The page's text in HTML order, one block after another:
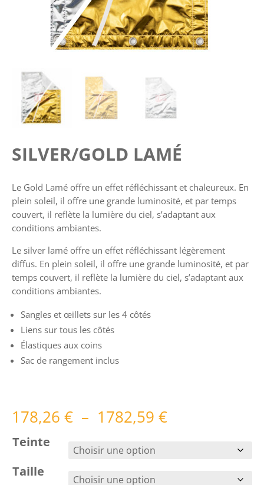
SILVER/GOLD LAMÉ
Le Gold Lamé offre un effet réfléchissant et chaleureux. En
plein soleil, il offre une grande luminosité, et par temps
couvert, il reflète la lumière du ciel, s’adaptant aux
conditions ambiantes.
Le silver lamé offre un effet réfléchissant légèrement
diffus. En plein soleil, il offre une grande luminosité, et par
temps couvert, il reflète la lumière du ciel, s’adaptant aux
conditions ambiantes.
Sangles et œillets sur les 4 côtés
Liens sur tous les côtés
Élastiques aux coins
Sac de rangement inclus
178,26 € – 1782,59 €Plage
Teinte
Taille